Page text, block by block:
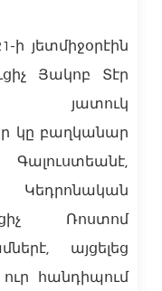
ի յետմիջօրէին
Յակոբ Տէր
յատուկ
կը բաղկանար
Կեդրոնական
Ռոստոմ
այցելեց
հանդիպում